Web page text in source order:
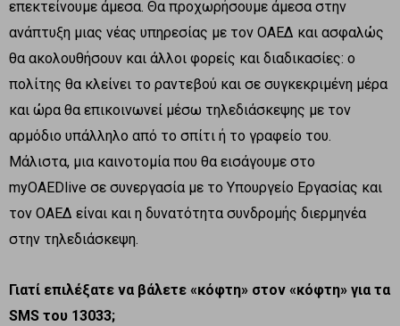
επεκτείνουμε άμεσα. Θα προχωρήσουμε άμεσα στην
ανάπτυξη μιας νέας υπηρεσίας με τον ΟΑΕΔ και ασφαλώς
θα ακολουθήσουν και άλλοι φορείς και διαδικασίες: ο
πολίτης θα κλείνει το ραντεβού και σε συγκεκριμένη μέρα
και ώρα θα επικοινωνεί μέσω τηλεδιάσκεψης με τον
αρμόδιο υπάλληλο από το σπίτι ή το γραφείο του.
Μάλιστα, μια καινοτομία που θα εισάγουμε στο
myOAEDlive σε συνεργασία με το Υπουργείο Εργασίας και
τον ΟΑΕΔ είναι και η δυνατότητα συνδρομής διερμηνέα
στην τηλεδιάσκεψη.
Γιατί επιλέξατε να βάλετε «κόφτη» στον «κόφτη» για τα
SMS του 13033;